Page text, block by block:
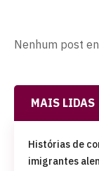
Nenhum post
MAIS LIDAS
Histórias de
imigrantes